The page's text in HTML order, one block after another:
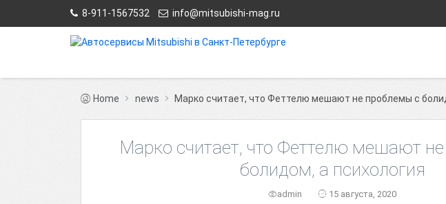
8-911-1567532 info@mitsubishi-mag.ru
Home news Марко считает, что Феттелю мешают не проблемы с
Марко считает, что Феттелю мешают
болидом, а психология
admin 15 августа, 2020